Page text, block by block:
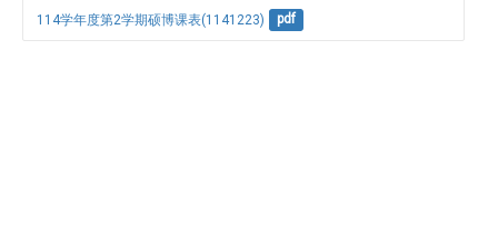
114学年度第2学期硕博课表(1141223) pdf